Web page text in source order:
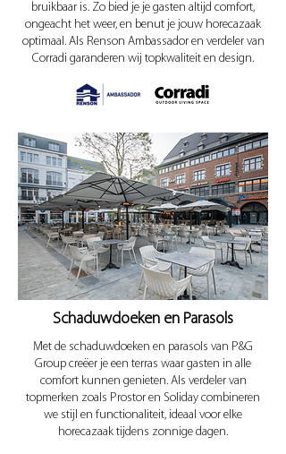
bruikbaar is. Zo bied je je gasten altijd comfort,
ongeacht het weer, en benut je jouw horecazaak
optimaal. Als Renson Ambassador en verdeler van
Corradi garanderen wij topkwaliteit en design.
Schaduwdoeken en Parasols
Met de schaduwdoeken en parasols van P&G
Group creëer je een terras waar gasten in alle
comfort kunnen genieten. Als verdeler van
topmerken zoals Prostor en Soliday combineren
we stijl en functionaliteit, ideaal voor elke
horecazaak tijdens zonnige dagen.